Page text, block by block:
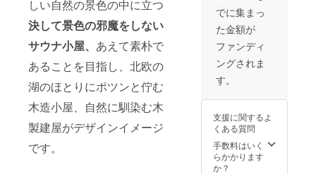
しい自然の景色の中に立つ
決して景色の邪魔をしない
サウナ小屋、 あえて素朴で
あることを目指し、北欧の
湖のほとりにポツンと佇む
木造小屋、自然に馴染む木
製建屋がデザインイメージ
です。
後に
メール
にて調
整させ
て頂き
ます。
の第一
希望
日、第
二希望
日、第
三希望
日を備
未定の
場合は
定」と
記載下
ウナ室
設定温
度が前
後する
場合が
ござい
承くだ
さい。
※ご利用
の際
は、直
接予約
ではの
食材を
お買い
求めく
ださ
い。
２組限
定で
す、テ
ントサ
イトが
隣接し
からご
来場く
ださ
い、地
産地消
のご当
ワイと
愉しく
お買い
物を楽
しんで
くださ
載をお
願い致
しま
す。1支
援1名称
の記載
公序良
俗に反
する名
称は変
更いた
だくか
の玄関
口に
ど〜ん
と名称
を明
記、人
にのれ
なびき
名称が
目に飛
び込み
ます！
ご利用
可能・
４名
様）
（サウ
ナ室貸
間
12:30・
13:00~
15:00・
15:30~
17:30
ドンと
一発！
心意気
をお待
ちして
おりま
ビエ・
BBQで
お礼の
食事&サ
ウナ会
をさせ
でに集まっ
た金額が
ファンディ
ングされま
す。
支援に関するよ
くある質問
手数料はいく
らかかります
か？